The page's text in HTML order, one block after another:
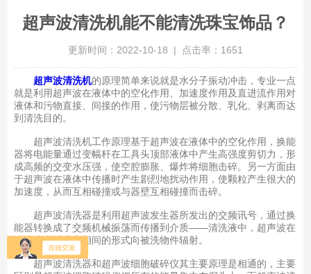
超声波清洗机能不能清洗珠宝饰品？
更新时间：2022-10-18 | 点击率：1651
超声波清洗机的原理简单来说就是水分子振动冲击，专业一点
就是利用超声波在液体中的空化作用、加速度作用及直进流作用对
液体和污物直接、间接的作用，使污物层被分散、乳化、剥离而达
到清洗目的。
超声波清洗机工作原理基于超声波在液体中的空化作用，换能
器将电能量通过变幅杆在工具头顶部液体中产生高强度剪切力，形
成高频的交变水压强，使空腔膨胀、爆炸将细胞击碎。另一方面由
于超声波在液体中传播时产生剧烈地扰动作用，使颗粒产生很大的
加速度，从而互相碰撞或与器壁互相碰撞而击碎。
超声波清洗器是利用超声波发生器所发出的交频讯号，通过换
能器转换成了交频机械振荡而传播到介质——清洗液中，超声波在
清洗液中以疏密相间的形式向被洗物件辐射。
超声波清洗器和超声波细胞破碎仪其主要原理是相通的，主要